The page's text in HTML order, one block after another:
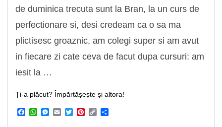
de duminica trecuta sunt la Bran, la un curs de
perfectionare si, desi credeam ca o sa ma
plictisesc groaznic, am colegi super si am avut
in fiecare zi cate ceva de facut dupa cursuri: am
iesit la …
Ți-a plăcut? Împărtășește și altora!
Facebook
WhatsApp
Messenger
EmailTwitterPinterest
Copy